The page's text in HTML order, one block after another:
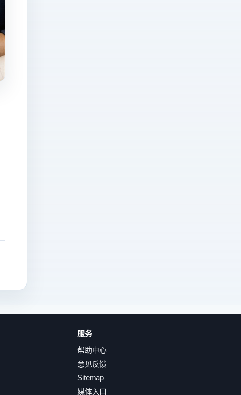
服务
帮助中心
意见反馈
Sitemap
媒体入口